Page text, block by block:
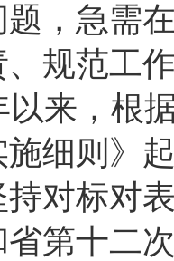
，急需
规范工
，根据
细则》
持对标对
第十二